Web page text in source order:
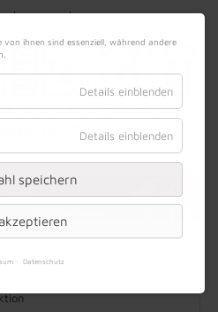
|Kontakt|Datenschutz
von ihnen sind essenziell, während andere
Details einblenden
Details einblenden
speichern
Datenschutz